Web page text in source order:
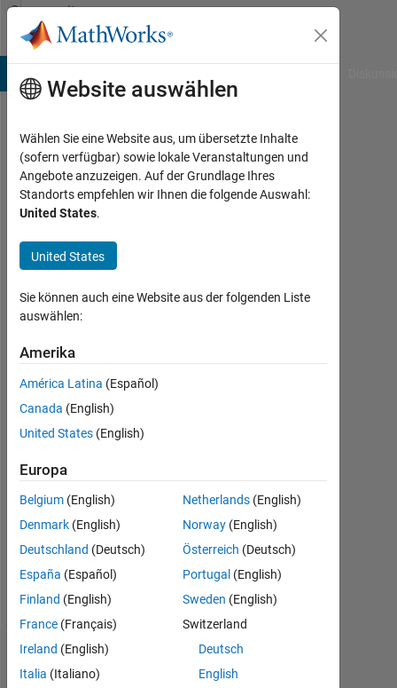
Weiter zum Inhalt
Community
Profile
Ted
deGuzman
Last
mehr
als 5
Jahre
Aktiv
seit
2014
0
Following:
0
Follow
Nachricht
Dashboard
Website auswählen
Wählen Sie eine Website aus, um übersetzte Inhalte
(sofern verfügbar) sowie lokale Veranstaltungen und
Angebote anzuzeigen. Auf der Grundlage Ihres
Standorts empfehlen wir Ihnen die folgende Auswahl:
United States.
United States
Sie können auch eine Website aus der folgenden Liste
auswählen:
Amerika
América Latina (Español)
Canada (English)
United States (English)
Europa
Belgium (English)
Denmark (English)
Deutschland (Deutsch)
España (Español)
Finland (English)
France (Français)
Ireland (English)
Italia (Italiano)
Netherlands (English)
Norway (English)
Österreich (Deutsch)
Portugal (English)
Sweden (English)
Switzerland
Deutsch
English